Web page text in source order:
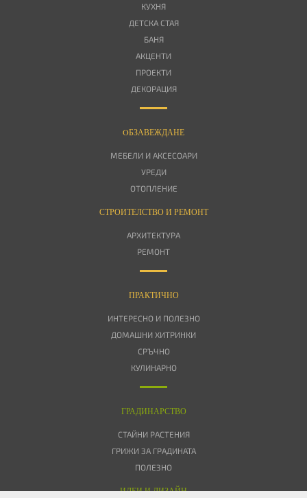
КУХНЯ
ДЕТСКА СТАЯ
БАНЯ
АКЦЕНТИ
ПРОЕКТИ
ДЕКОРАЦИЯ
OБЗАВЕЖДАНЕ
МЕБЕЛИ И АКСЕСОАРИ
УРЕДИ
ОТОПЛЕНИЕ
СТРОИТЕЛСТВО И РЕМОНТ
АРХИТЕКТУРА
РЕМОНТ
ПРАКТИЧНО
ИНТЕРЕСНО И ПОЛЕЗНО
ДОМАШНИ ХИТРИНКИ
СРЪЧНО
КУЛИНАРНО
ГРАДИНАРСТВО
СТАЙНИ РАСТЕНИЯ
ГРИЖИ ЗА ГРАДИНАТА
ПОЛЕЗНО
ИДЕИ И ДИЗАЙН